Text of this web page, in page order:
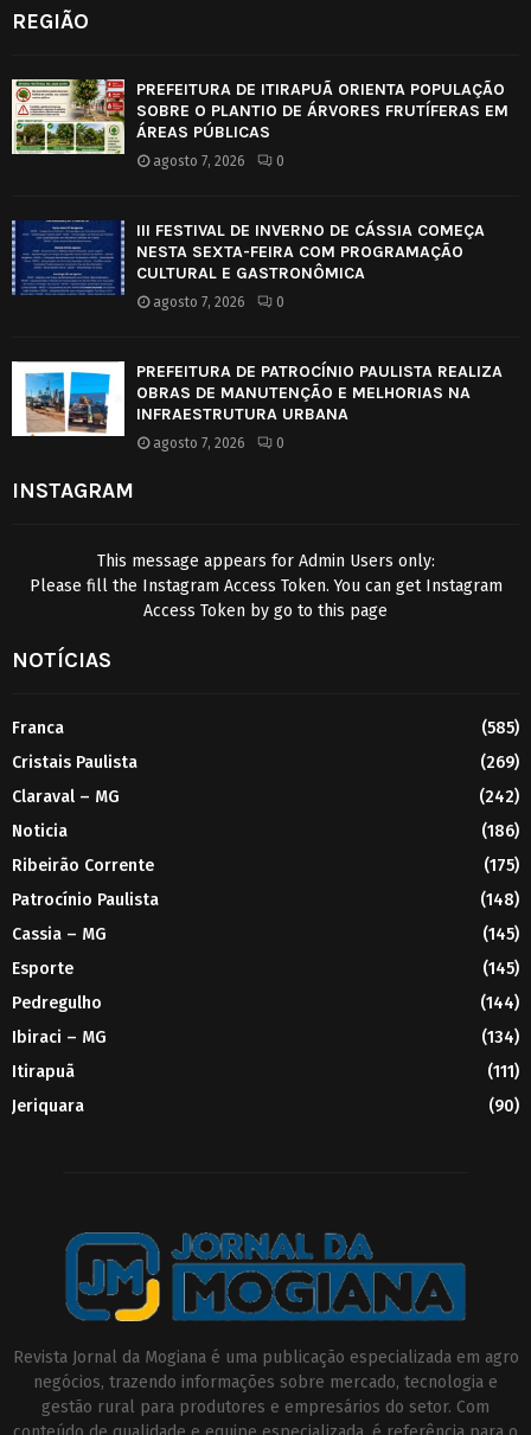
REGIÃO
PREFEITURA DE ITIRAPUÃ ORIENTA POPULAÇÃO
SOBRE O PLANTIO DE ÁRVORES FRUTÍFERAS EM
ÁREAS PÚBLICAS
agosto 7, 2026 0
III FESTIVAL DE INVERNO DE CÁSSIA COMEÇA
NESTA SEXTA-FEIRA COM PROGRAMAÇÃO
CULTURAL E GASTRONÔMICA
agosto 7, 2026 0
PREFEITURA DE PATROCÍNIO PAULISTA REALIZA
OBRAS DE MANUTENÇÃO E MELHORIAS NA
INFRAESTRUTURA URBANA
agosto 7, 2026 0
INSTAGRAM
This message appears for Admin Users only:
Please fill the Instagram Access Token. You can get Instagram
Access Token by go to this page
NOTÍCIAS
Franca
(585)
Cristais Paulista
(269)
Claraval – MG
(242)
Noticia
(186)
Ribeirão Corrente
(175)
Patrocínio Paulista
(148)
Cassia – MG
(145)
Esporte
(145)
Pedregulho
(144)
Ibiraci – MG
(134)
Itirapuã
(111)
Jeriquara
(90)
Revista Jornal da Mogiana é uma publicação especializada em agro
negócios, trazendo informações sobre mercado, tecnologia e
gestão rural para produtores e empresários do setor. Com